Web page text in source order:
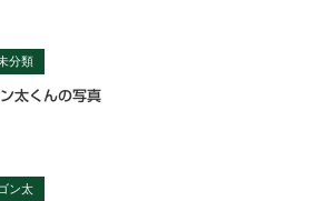
分類
太くんの写真
ン太